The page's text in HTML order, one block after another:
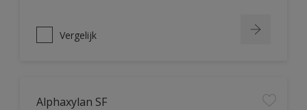
Vergelijk
Alphaxylan SF